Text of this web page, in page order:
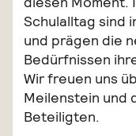
Schulalltag sind
und prägen die
Bedürfnissen
Wir freuen uns
Meilenstein und
Beteiligten.